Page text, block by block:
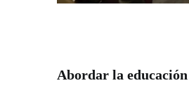
Abordar la